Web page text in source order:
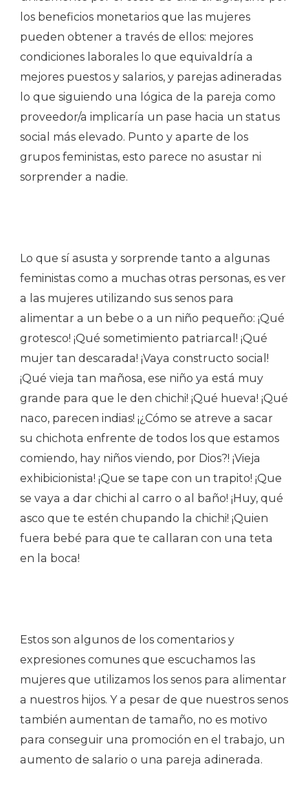
los beneficios monetarios que las mujeres
pueden obtener a través de ellos: mejores
condiciones laborales lo que equivaldría a
mejores puestos y salarios, y parejas adineradas
lo que siguiendo una lógica de la pareja como
proveedor/a implicaría un pase hacia un status
social más elevado. Punto y aparte de los
grupos feministas, esto parece no asustar ni
sorprender a nadie.
Lo que sí asusta y sorprende tanto a algunas
feministas como a muchas otras personas, es ver
a las mujeres utilizando sus senos para
alimentar a un bebe o a un niño pequeño: ¡Qué
grotesco! ¡Qué sometimiento patriarcal! ¡Qué
mujer tan descarada! ¡Vaya constructo social!
¡Qué vieja tan mañosa, ese niño ya está muy
grande para que le den chichi! ¡Qué hueva! ¡Qué
naco, parecen indias! ¡¿Cómo se atreve a sacar
su chichota enfrente de todos los que estamos
comiendo, hay niños viendo, por Dios?! ¡Vieja
exhibicionista! ¡Que se tape con un trapito! ¡Que
se vaya a dar chichi al carro o al baño! ¡Huy, qué
asco que te estén chupando la chichi! ¡Quien
fuera bebé para que te callaran con una teta
en la boca!
Estos son algunos de los comentarios y
expresiones comunes que escuchamos las
mujeres que utilizamos los senos para alimentar
a nuestros hijos. Y a pesar de que nuestros senos
también aumentan de tamaño, no es motivo
para conseguir una promoción en el trabajo, un
aumento de salario o una pareja adinerada.